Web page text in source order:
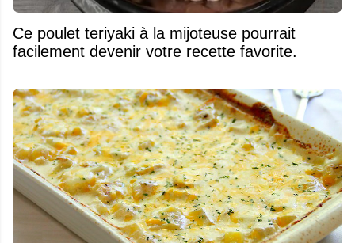
Ce poulet teriyaki à la mijoteuse pourrait
facilement devenir votre recette favorite.